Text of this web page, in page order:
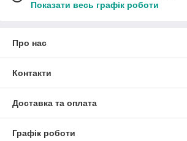
Показати весь графік роботи
Про нас
Контакти
Доставка та оплата
Графік роботи